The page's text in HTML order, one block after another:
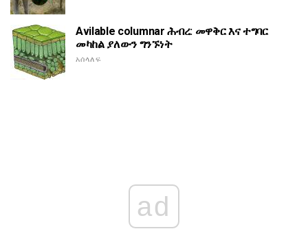
Avilable columnar ሕብረ: መዋቅር እና ተግባር
መካከል ያለውን ግንኙነት
አሰላለፍ
ad